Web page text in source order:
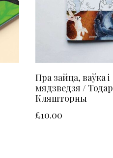
Пра зайца, ваўка і
мядзведзя / Тодар
Кляшторны
£10.00